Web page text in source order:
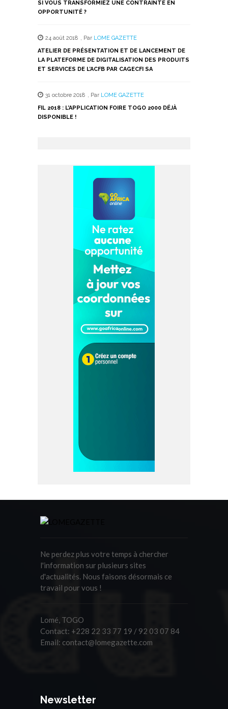
SI VOUS TRANSFORMIEZ UNE CONTRAINTE EN
OPPORTUNITÉ ?
24 août 2018 , Par LOME GAZETTE
ATELIER DE PRÉSENTATION ET DE LANCEMENT DE
LA PLATEFORME DE DIGITALISATION DES PRODUITS
ET SERVICES DE L’ACFB PAR CAGECFI SA
31 octobre 2018 , Par LOME GAZETTE
FIL 2018 : L’APPLICATION FOIRE TOGO 2000 DÉJÀ
DISPONIBLE !
Ne perdez plus votre temps à chercher
l'information sur plusieurs sites
d'actualités. Nous faisons désormais ce
travail pour vous !
Lomé, TOGO
Contact: +228 22 33 77 19 / 92 03 07 84
Email: contact@lomegazette.com
Newsletter